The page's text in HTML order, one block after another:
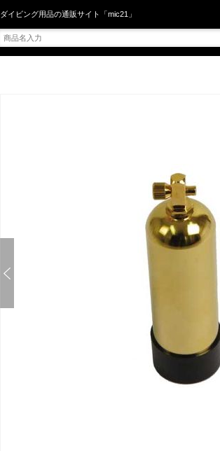
mic21で[ BBC ] ログタンク（ゴールド） を買うなら
ダイビング用品の通販サイト「mic21」